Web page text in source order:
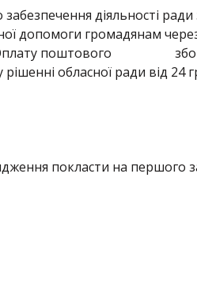
забезпечення діяльності
допомоги громадянам
Оплату поштового збору
ради від 24
покласти на першого